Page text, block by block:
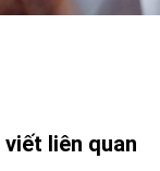
viết liên quan